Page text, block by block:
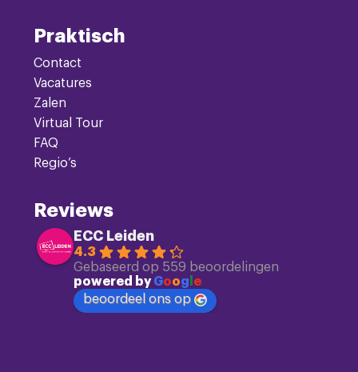
Praktisch
Contact
Vacatures
Zalen
Virtual Tour
FAQ
Regio’s
Reviews
ECC Leiden
4.3
Gebaseerd op 559 beoordelingen
powered byGoog e
beoordeel ons op